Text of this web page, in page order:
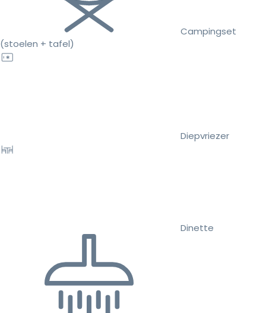
Campingset
(stoelen + tafel)
Diepvriezer
Dinette